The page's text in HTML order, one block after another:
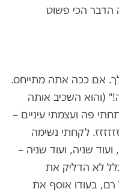
הדבר הכי פשוט
אם ככה אתה מתייחס.
(והוא השכיב אותה
פה ועצמתי עיניים –
לקחתי נשימה
שניה, ועוד שניה –
לא הדליק את
רם, בעודו אוסף את